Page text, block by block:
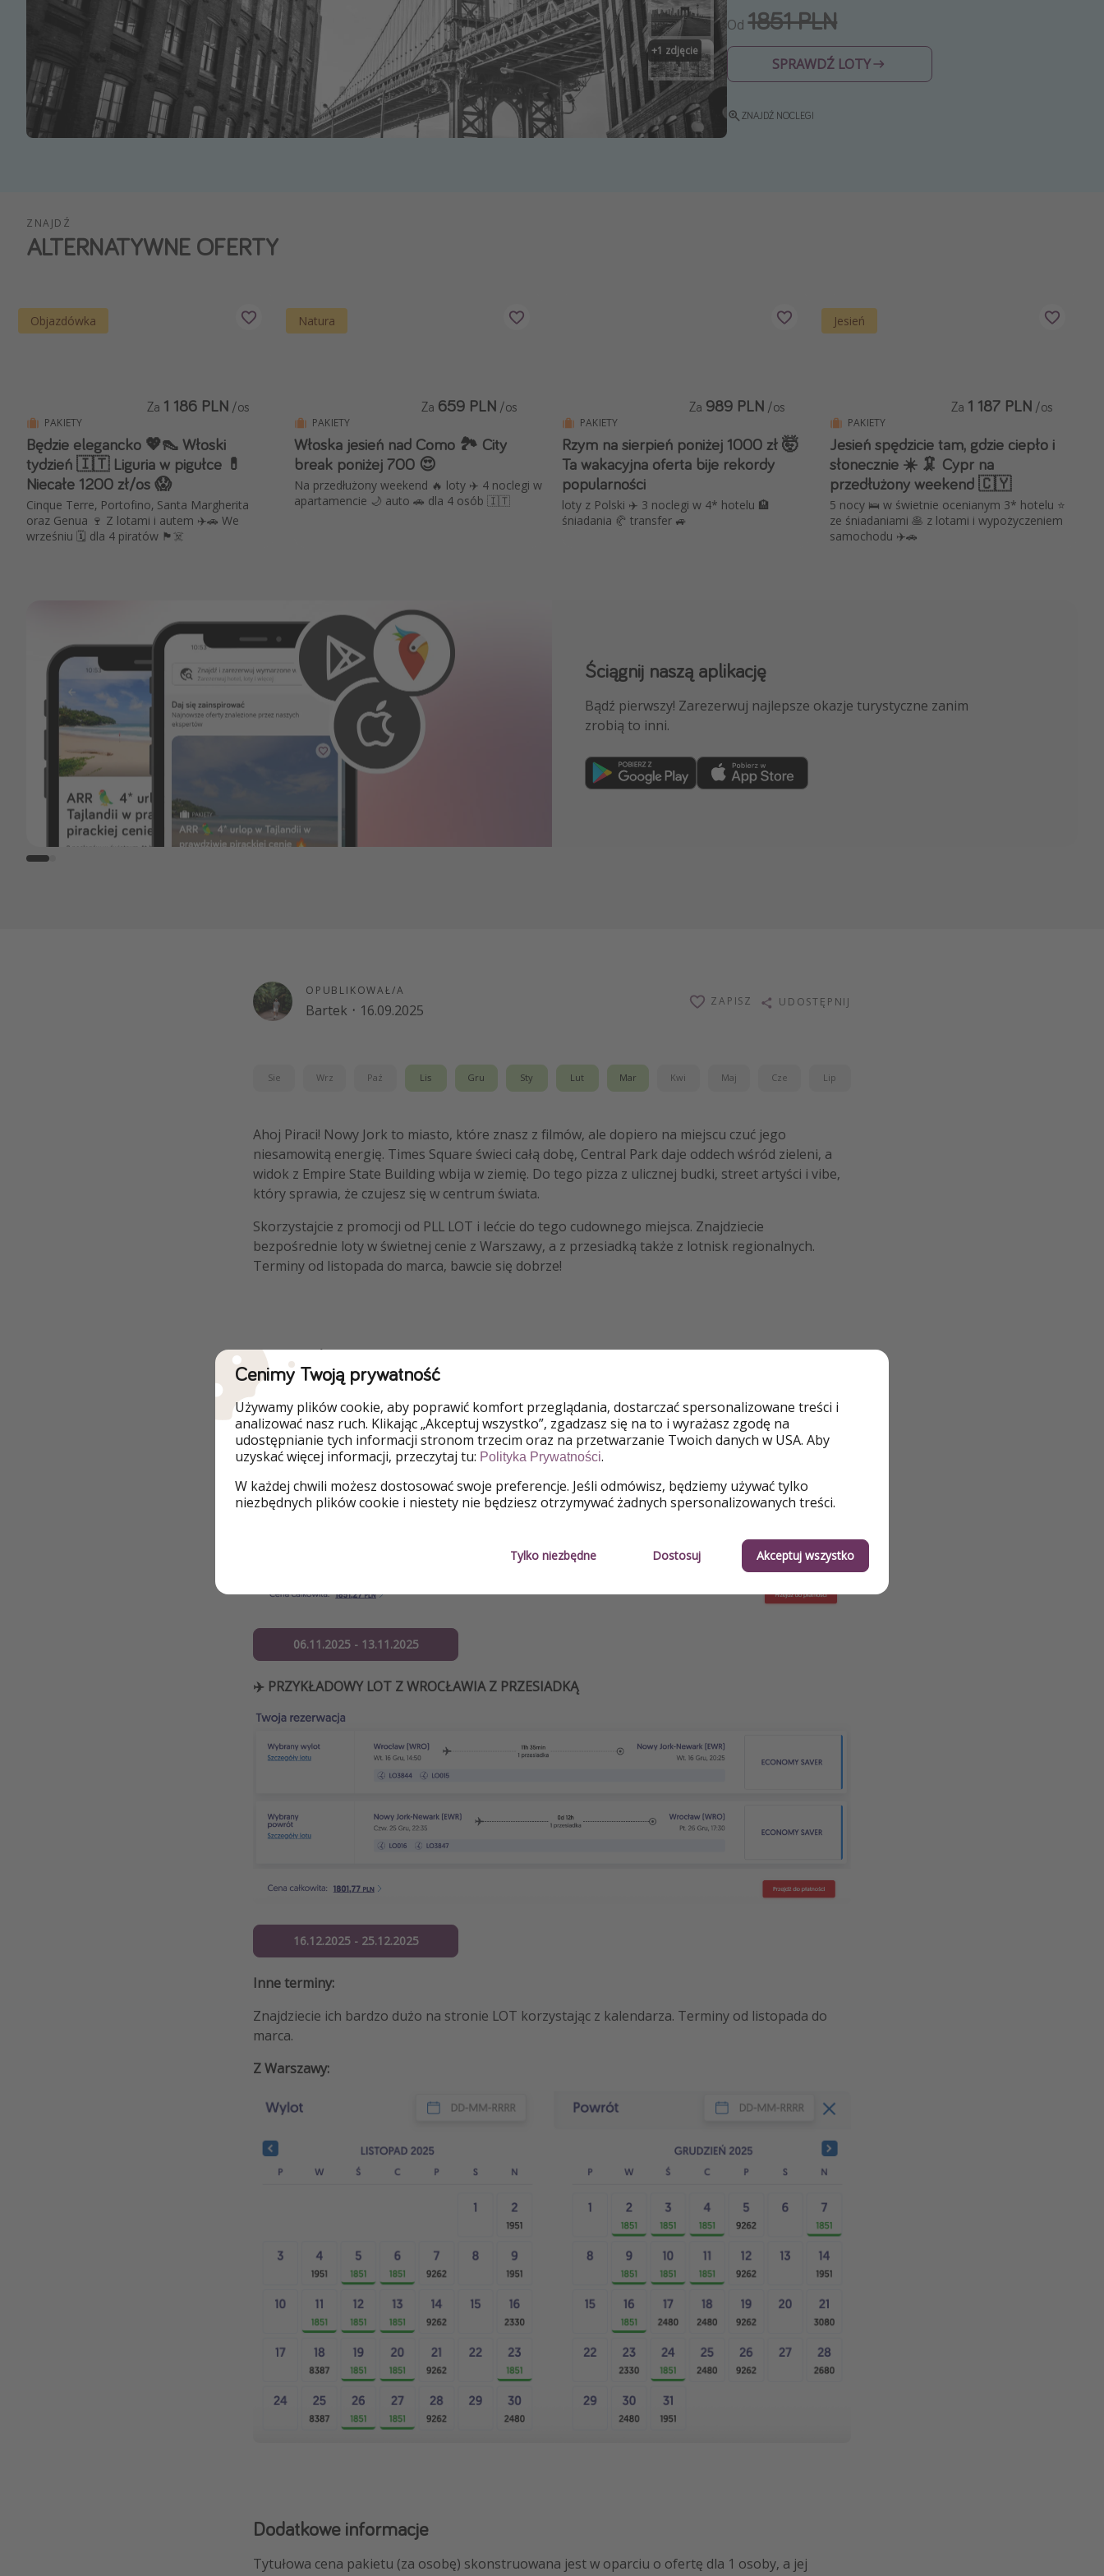
Wszystkie
+1 zdjęcie
Od1851 PLN
SPRAWDŹ LOTY
ZNAJDŹ NOCLEGI
ZNAJDŹ
ALTERNATYWNE OFERTY
Objazdówka
PAKIETY
Będzie elegancko 💖👠 Włoski
tydzień 🇮🇹 Liguria w pigułce 💊
Niecałe 1200 zł/os 😱
Cinque Terre, Portofino, Santa Margherita
oraz Genua 🍷 Z lotami i autem ✈️🚗 We
wrześniu 🗓️ dla 4 piratów 🏴‍☠️
Za 1 186 PLN /os
Natura
PAKIETY
Włoska jesień nad Como 🏞️ City
break poniżej 700 😍
Na przedłużony weekend 🔥 loty ✈️ 4 noclegi w
apartamencie 🌙 auto 🚗 dla 4 osób 🇮🇹
Za 659 PLN /os
PAKIETY
Rzym na sierpień poniżej 1000 zł 🤯
Ta wakacyjna oferta bije rekordy
popularności
loty z Polski ✈️ 3 noclegi w 4* hotelu 🏨
śniadania 🥐 transfer 🚙
Za 989 PLN /os
Jesień
PAKIETY
Jesień spędzicie tam, gdzie ciepło i
słonecznie ☀️ 🦑 Cypr na
przedłużony weekend 🇨🇾
5 nocy 🛌 w świetnie ocenianym 3* hotelu ⭐️
ze śniadaniami 🥞 z lotami i wypożyczeniem
samochodu ✈️🚗
Za 1 187 PLN /os
Ściągnij naszą aplikację
Bądź pierwszy! Zarezerwuj najlepsze okazje turystyczne zanim
zrobią to inni.
Dołącz do naszego kanału na WhatsApp
NAJLEPSZE oferty podróżnicze, porady ekspertów i wiele więcej!
Dołącz teraz
OPUBLIKOWAŁ/A
Bartek · 16.09.2025
ZAPISZ UDOSTĘPNIJ
Sie Wrz Paź Lis Gru Sty Lut Mar Kwi Maj Cze Lip
Ahoj Piraci! Nowy Jork to miasto, które znasz z filmów, ale dopiero na miejscu czuć jego
niesamowitą energię. Times Square świeci całą dobę, Central Park daje oddech wśród zieleni, a
widok z Empire State Building wbija w ziemię. Do tego pizza z ulicznej budki, street artyści i vibe,
który sprawia, że czujesz się w centrum świata.
Skorzystajcie z promocji od PLL LOT i lećcie do tego cudownego miejsca. Znajdziecie
bezpośrednie loty w świetnej cenie z Warszawy, a z przesiadką także z lotnisk regionalnych.
Terminy od listopada do marca, bawcie się dobrze!
Szczegóły
✈️ PRZYKŁADOWY LOT BEZPOŚREDNI Z WARSZAWY DO NEWARK
06.11.2025 - 13.11.2025
✈️ PRZYKŁADOWY LOT Z WROCŁAWIA Z PRZESIADKĄ
16.12.2025 - 25.12.2025
Inne terminy:
Znajdziecie ich bardzo dużo na stronie LOT korzystając z kalendarza. Terminy od listopada do
marca.
Z Warszawy:
Dodatkowe informacje
Tytułowa cena pakietu (za osobę) skonstruowana jest w oparciu o ofertę dla 1 osoby, a jej
Cenimy Twoją prywatność
Używamy plików cookie, aby poprawić komfort przeglądania, dostarczać spersonalizowane treści i
analizować nasz ruch. Klikając „Akceptuj wszystko”, zgadzasz się na to i wyrażasz zgodę na
udostępnianie tych informacji stronom trzecim oraz na przetwarzanie Twoich danych w USA. Aby
uzyskać więcej informacji, przeczytaj tu: Polityka Prywatności.
W każdej chwili możesz dostosować swoje preferencje. Jeśli odmówisz, będziemy używać tylko
niezbędnych plików cookie i niestety nie będziesz otrzymywać żadnych spersonalizowanych treści.
Tylko niezbędne Dostosuj Akceptuj wszystko